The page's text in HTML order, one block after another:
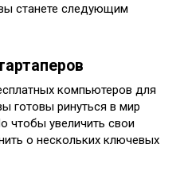
станете следующим
компьютеров для
готовы ринуться в мир
чтобы увеличить свои
о нескольких ключевых